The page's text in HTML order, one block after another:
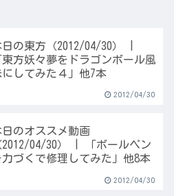
日の東方（2012/04/30） |
東方妖々夢をドラゴンボール風
にしてみた４」他7本
2012/04/30
日のオススメ動画
2012/04/30） | 「ボールペン
力づくで修理してみた」他8本
2012/04/30